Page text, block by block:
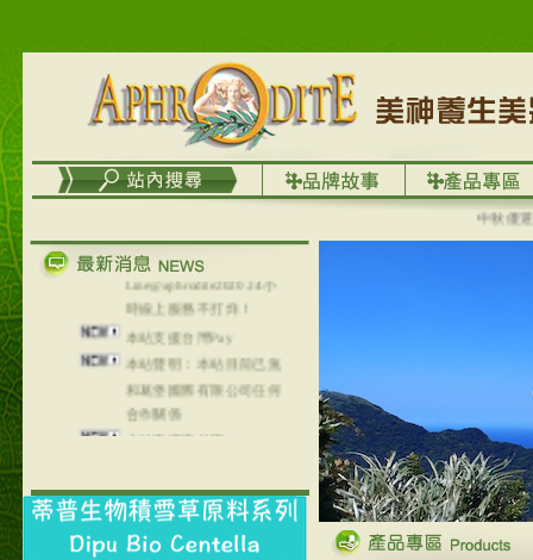
中秋優選，
地區～
在外租屋者、居住處無管
理員、不方便在工作地點
取件者，歡迎多多使用
【郵局i郵箱】的服務喔～
【i郵箱】設立的地點，請
進入內頁連結～
Line@aphrodite2020 24小
時線上服務不打烊！
本站支援台灣Pay
本站聲明：本站目前已無
和葛堡國際有限公司任何
合作關係
本站支援支付宝
2017年1月1日起，中国大
NT$320(RMB￥71.00)